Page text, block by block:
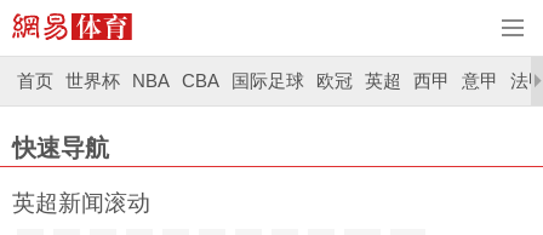
首页 世界杯 NBA CBA 国际足球 欧冠 英超 西甲 意甲 法
快速导航
英超新闻滚动